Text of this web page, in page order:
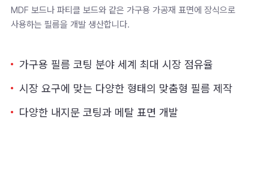
MDF 보드나 파티클 보드와 같은 가구용 가공재 표면에 장식으로
사용하는 필름을 개발 생산합니다.
가구용 필름 코팅 분야 세계 최대 시장 점유율
시장 요구에 맞는 다양한 형태의 맞춤형 필름 제작
다양한 내지문 코팅과 메탈 표면 개발